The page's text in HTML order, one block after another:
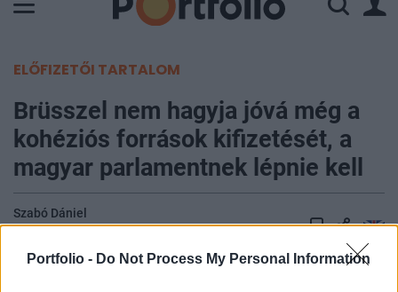
Portfolio - Do Not Process My Personal Information
ELŐFIZETŐI TARTALOM
Brüsszel nem hagyja jóvá még a
kohéziós források kifizetését, a
magyar parlamentnek lépnie kell
Szabó Dániel